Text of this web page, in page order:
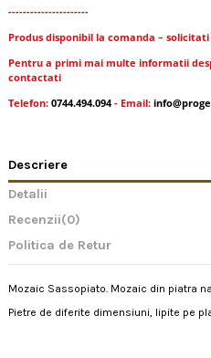
----------------------
Produs disponibil la comanda –
Pentru a primi mai multe informatii
contactati
Telefon: 0744.494.094- Email:
Descriere
Detalii
Recenzii(0)
Politica de Retur
Mozaic Sassopiato. Mozaic din piatra
Pietre de diferite dimensiuni, lipite pe